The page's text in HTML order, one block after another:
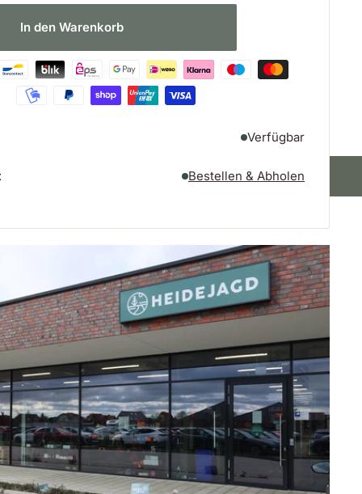
In den Warenkorb
Verfügbar
Bestellen & Abholen
In der Filiale abholbar